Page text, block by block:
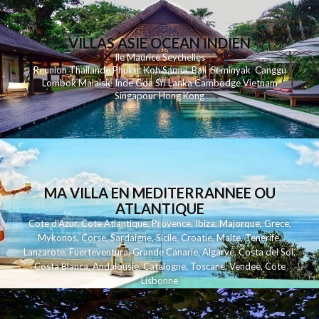
VILLAS ASIE OCEAN INDIEN
Ile MauriceSeychelles
ReunionThailandePhuketKohSamui Bali SeminyakCanggu
LombokMalaisieIndeGoaSri LankaCambodgeVietnam
SingapourHong Kong
MA VILLA EN MEDITERRANNEE OU
ATLANTIQUE
Cote d'Azur,Cote Atlantique,Provence,Ibiza,Majorque,Grece,
Mykonos,Corse,Sardaigne,Sicile,Croatie,Malte,Tenerife,
Lanzarote,Fuerteventura,Grande Canarie,Algarve,Costa del Sol,
Costa Blanca,Andalousie,Catalogne,Toscane,Vendee,Cote
Lisbonne